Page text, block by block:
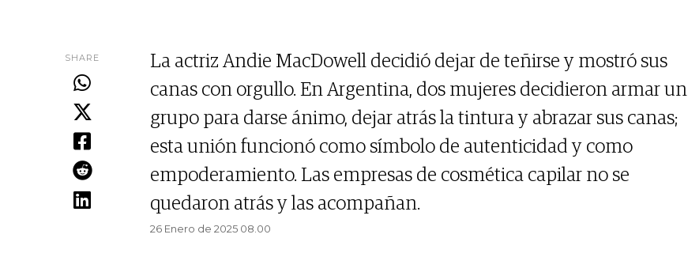
SHARE
La actriz Andie MacDowell decidió dejar de teñirse y mostró sus
canas con orgullo. En Argentina, dos mujeres decidieron armar un
grupo para darse ánimo, dejar atrás la tintura y abrazar sus canas;
esta unión funcionó como símbolo de autenticidad y como
empoderamiento. Las empresas de cosmética capilar no se
quedaron atrás y las acompañan.
26 Enero de 2025 08.00